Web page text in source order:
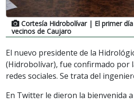
Cortesía Hidrobolívar| El primer
vecinos de Caujaro
El nuevo presidente de la
(Hidrobolívar), fue confirmado por
redes sociales. Se trata del
En Twitter le dieron la bienvenida